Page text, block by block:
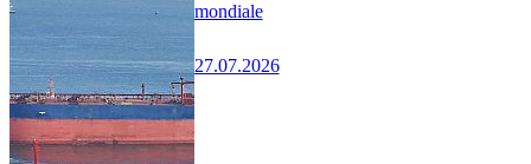
mondiale
27.07.2026